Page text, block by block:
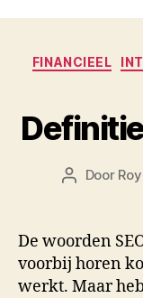
FINANCIEEL
Door
De woorden
voorbij horen
werkt. Maar